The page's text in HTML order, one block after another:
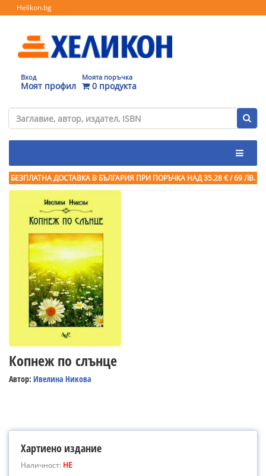
Helikon.bg
Вход
Моят профил
Моята поръчка
0 продукта
БЕЗПЛАТНА ДОСТАВКА В БЪЛГАРИЯ ПРИ ПОРЪЧКА НАД 35.28 € / 69 ЛВ.
Копнеж по слънце
Автор: Ивелина Никова
Хартиено издание
Наличност: НЕ